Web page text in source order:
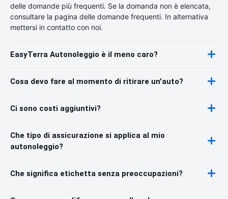
delle domande più frequenti. Se la domanda non è elencata,
consultare la pagina delle domande frequenti. In alternativa
mettersi in contatto con noi.
EasyTerra Autonoleggio è il meno caro?
Cosa devo fare al momento di ritirare un'auto?
Ci sono costi aggiuntivi?
Che tipo di assicurazione si applica al mio
autonoleggio?
Che significa etichetta senza preoccupazioni?